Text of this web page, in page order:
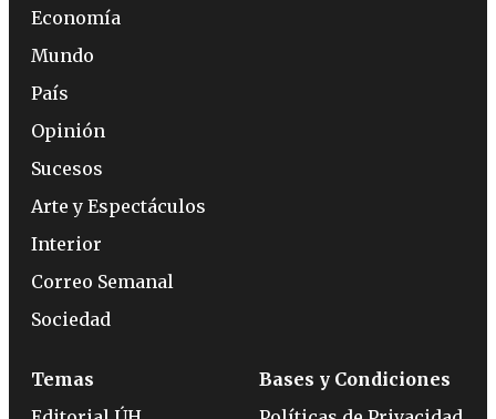
Economía
Mundo
País
Opinión
Sucesos
Arte y Espectáculos
Interior
Correo Semanal
Sociedad
Temas
Bases y Condiciones